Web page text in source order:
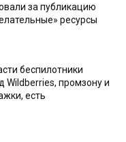
за публикацию
ресурсы
беспилотники
Wildberries, промзону и
есть